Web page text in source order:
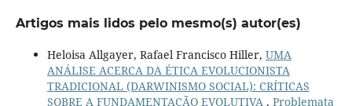
Artigos mais lidos pelo mesmo(s) autor(es)
Heloisa Allgayer, Rafael Francisco Hiller, UMA
ANÁLISE ACERCA DA ÉTICA EVOLUCIONISTA
TRADICIONAL (DARWINISMO SOCIAL): CRÍTICAS
SOBRE A FUNDAMENTAÇÃO EVOLUTIVA , Problemata